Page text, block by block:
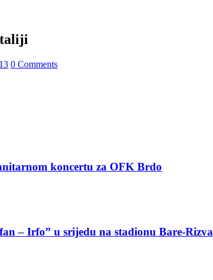
0 Comments
koncertu za OFK Brdo
– Irfo” u srijedu na stadionu Bare-